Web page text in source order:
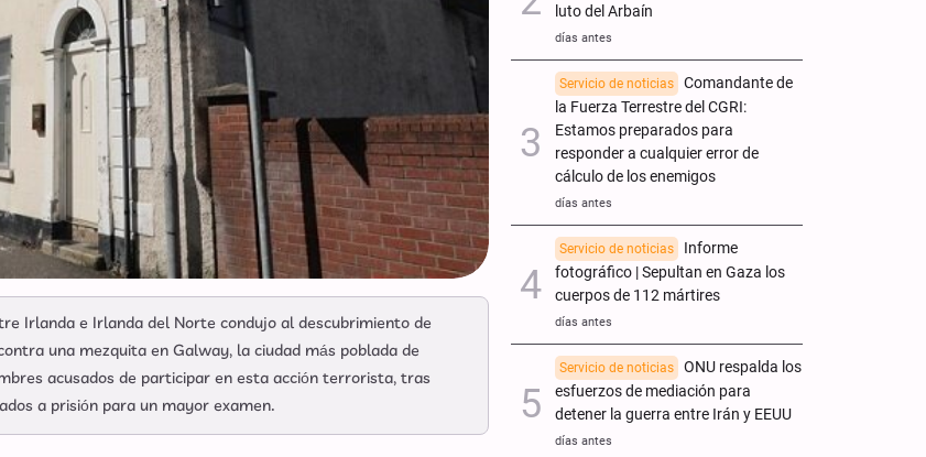
Irlanda e Irlanda del Norte condujo al descubrimiento de
una mezquita en Galway, la ciudad más poblada de
acusados de participar en esta acción terrorista, tras
a prisión para un mayor examen.
luto del Arbaín
días antes
Servicio de noticias
Comandante de
la Fuerza Terrestre del CGRI:
Estamos preparados para
responder a cualquier error de
cálculo de los enemigos
días antes
Servicio de noticias
Informe
fotográfico | Sepultan en Gaza los
cuerpos de 112 mártires
días antes
Servicio de noticias
ONU respalda los
esfuerzos de mediación para
detener la guerra entre Irán y EEUU
días antes